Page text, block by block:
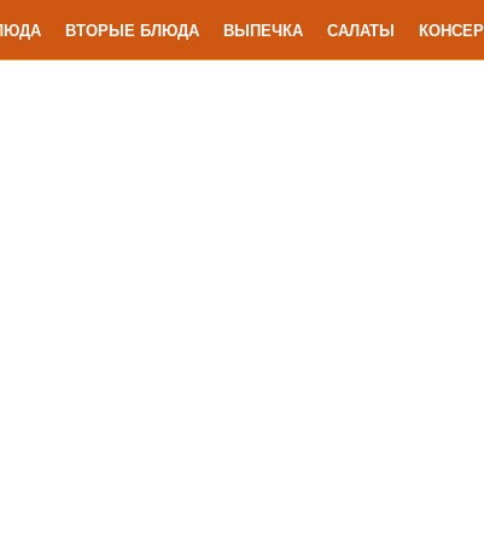
ВТОРЫЕ БЛЮДА ВЫПЕЧКА САЛАТЫ